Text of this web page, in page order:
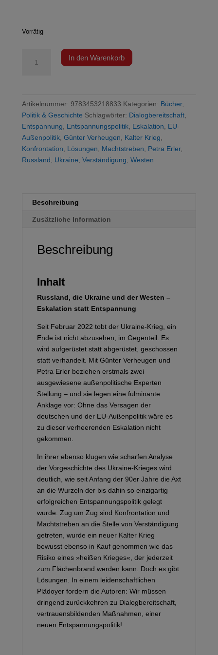
Vorrätig
In den Warenkorb
Artikelnummer: 9783453218833 Kategorien: Bücher,
Politik & Geschichte Schlagwörter: Dialogbereitschaft,
Entspannung, Entspannungspolitik, Eskalation, EU-
Außenpolitik, Günter Verheugen, Kalter Krieg,
Konfrontation, Lösungen, Machtstreben, Petra Erler,
Russland, Ukraine, Verständigung, Westen
Beschreibung
Zusätzliche Information
Beschreibung
Inhalt
Russland, die Ukraine und der Westen –
Eskalation statt Entspannung
Seit Februar 2022 tobt der Ukraine-Krieg, ein
Ende ist nicht abzusehen, im Gegenteil: Es
wird aufgerüstet statt abgerüstet, geschossen
statt verhandelt. Mit Günter Verheugen und
Petra Erler beziehen erstmals zwei
ausgewiesene außenpolitische Experten
Stellung – und sie legen eine fulminante
Anklage vor: Ohne das Versagen der
deutschen und der EU-Außenpolitik wäre es
zu dieser verheerenden Eskalation nicht
gekommen.
In ihrer ebenso klugen wie scharfen Analyse
der Vorgeschichte des Ukraine-Krieges wird
deutlich, wie seit Anfang der 90er Jahre die Axt
an die Wurzeln der bis dahin so einzigartig
erfolgreichen Entspannungspolitik gelegt
wurde. Zug um Zug sind Konfrontation und
Machtstreben an die Stelle von Verständigung
getreten, wurde ein neuer Kalter Krieg
bewusst ebenso in Kauf genommen wie das
Risiko eines »heißen Krieges«, der jederzeit
zum Flächenbrand werden kann. Doch es gibt
Lösungen. In einem leidenschaftlichen
Plädoyer fordern die Autoren: Wir müssen
dringend zurückkehren zu Dialogbereitschaft,
vertrauensbildenden Maßnahmen, einer
neuen Entspannungspolitik!